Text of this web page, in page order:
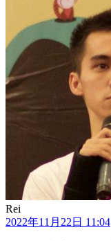
Rei
2022年11月22日 11:04